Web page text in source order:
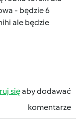
- będzie 6
ale będzie
sięaby dodawać
komentarze